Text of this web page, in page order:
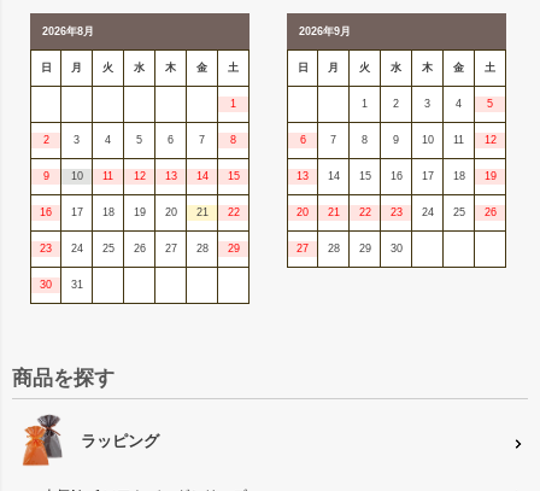
2026年8月
日 月 火 水 木 金 土
1
2 3 4 5 6 7 8
9 10 11 12 13 14 15
16 17 18 19 20 21 22
23 24 25 26 27 28 29
30 31
2026年9月
日 月 火 水 木 金 土
1 2 3 4 5
6 7 8 9 10 11 12
13 14 15 16 17 18 19
20 21 22 23 24 25 26
27 28 29 30
商品を探す
ラッピング